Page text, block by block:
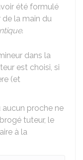
été formulé
de la main du
.
dans la
est choisi, si
(et
proche ne
tuteur, le
à la